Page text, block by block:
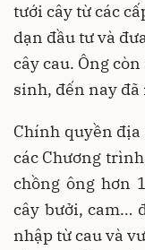
tưới cây từ các
dạn đầu tư và
cây cau. Ông
sinh, đến nay
Chính quyền
các Chương
chồng ông hơn
cây bưởi, cam…
nhập từ cau và